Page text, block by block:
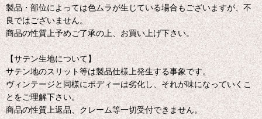
製品・部位によっては色ムラが生じている場合もございますが、不
良ではございません。
商品の性質上予めご了承の上、お買い上げ下さい。
【サテン生地について】
サテン地のスリット等は製品仕様上発生する事象です。
ヴィンテージと同様にボディーは劣化し、それが味になっていくこ
とをご理解下さい。
商品の性質上返品、クレーム等一切受付できません。